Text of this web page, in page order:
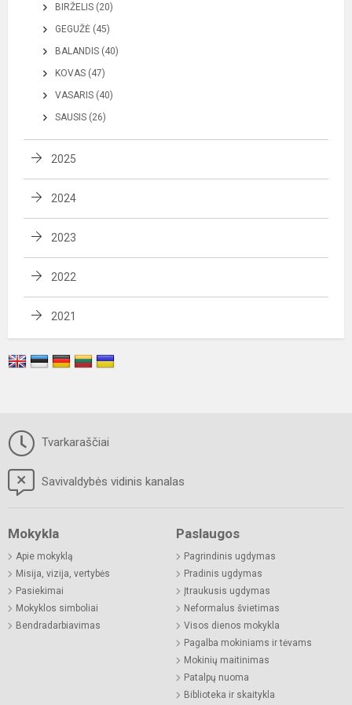
BIRŽELIS (20)
GEGUŽĖ (45)
BALANDIS (40)
KOVAS (47)
VASARIS (40)
SAUSIS (26)
2025
2024
2023
2022
2021
Tvarkaraščiai
Savivaldybės vidinis kanalas
Mokykla
Apie mokyklą
Misija, vizija, vertybės
Pasiekimai
Mokyklos simboliai
Bendradarbiavimas
Paslaugos
Pagrindinis ugdymas
Pradinis ugdymas
Įtraukusis ugdymas
Neformalus švietimas
Visos dienos mokykla
Pagalba mokiniams ir tėvams
Mokinių maitinimas
Patalpų nuoma
Biblioteka ir skaitykla